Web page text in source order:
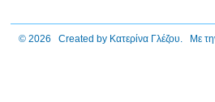
© 2026 Created by Κατερίνα Γλέζου . Με